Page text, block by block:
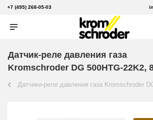
+7 (495) 268-05-03
Датчик-реле давления газа
Kromschroder DG 500HTG-22K2,
Датчики-реле давления газа Kromschroder